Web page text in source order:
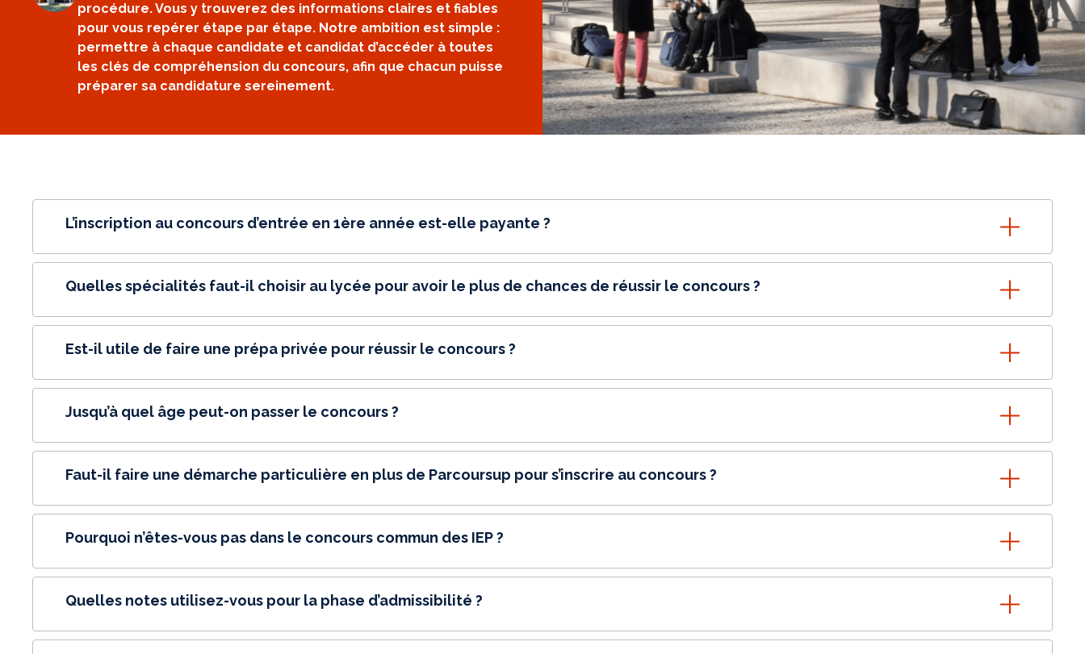
procédure. Vous y trouverez des informations claires et fiables
pour vous repérer étape par étape. Notre ambition est simple :
permettre à chaque candidate et candidat d’accéder à toutes
les clés de compréhension du concours, afin que chacun puisse
préparer sa candidature sereinement.
L’inscription au concours d’entrée en 1ère année est-elle payante ?
Quelles spécialités faut-il choisir au lycée pour avoir le plus de chances de réussir le concours ?
Est-il utile de faire une prépa privée pour réussir le concours ?
Jusqu’à quel âge peut-on passer le concours ?
Faut-il faire une démarche particulière en plus de Parcoursup pour s’inscrire au concours ?
Pourquoi n’êtes-vous pas dans le concours commun des IEP ?
Quelles notes utilisez-vous pour la phase d’admissibilité ?